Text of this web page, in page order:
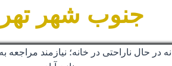
جنوب شهر